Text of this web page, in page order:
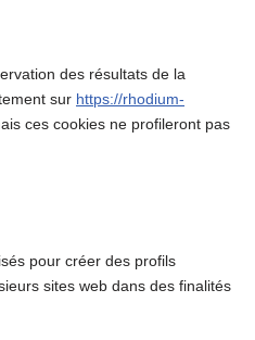
des résultats de la
sur https://rhodium-
ces cookies ne profileront pas
pour créer des profils
sites web dans des finalités